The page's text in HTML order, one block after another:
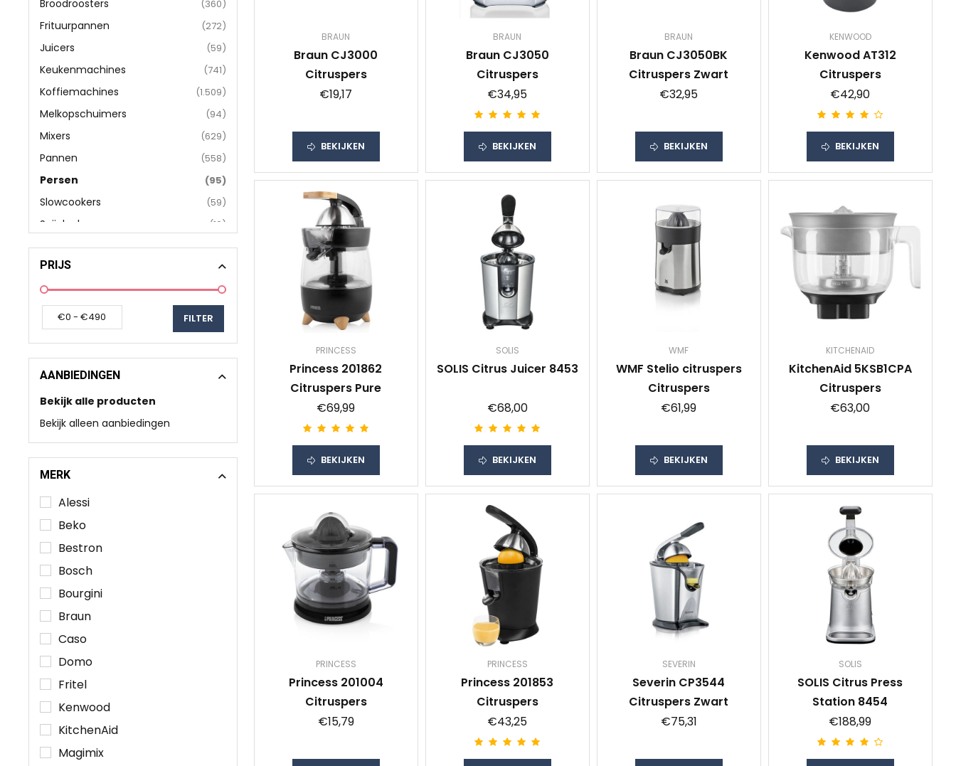
Broodroosters (360)
Frituurpannen (272)
Juicers (59)
Keukenmachines (741)
Koffiemachines (1.509)
Melkopschuimers (94)
Mixers (629)
Pannen (558)
Persen (95)
Slowcookers (59)
Snijplanken (10)
Waterkokers (504)
PRIJS
AANBIEDINGEN
Bekijk alle producten
Bekijk alleen aanbiedingen
MERK
Alessi
Beko
Bestron
Bosch
Bourgini
Braun
Caso
Domo
Fritel
Kenwood
KitchenAid
Magimix
BRAUN
Braun CJ3000
Citruspers
€19,17
BEKIJKEN
BRAUN
Braun CJ3050
Citruspers
€34,95
BEKIJKEN
BRAUN
Braun CJ3050BK
Citruspers Zwart
€32,95
BEKIJKEN
KENWOOD
Kenwood AT312
Citruspers
€42,90
BEKIJKEN
PRINCESS
Princess 201862
Citruspers Pure
€69,99
BEKIJKEN
SOLIS
SOLIS Citrus Juicer 8453
€68,00
BEKIJKEN
WMF
WMF Stelio citruspers
Citruspers
€61,99
BEKIJKEN
KITCHENAID
KitchenAid 5KSB1CPA
Citruspers
€63,00
BEKIJKEN
PRINCESS
Princess 201004
Citruspers
€15,79
PRINCESS
Princess 201853
Citruspers
€43,25
SEVERIN
Severin CP3544
Citruspers Zwart
€75,31
SOLIS
SOLIS Citrus Press
Station 8454
€188,99